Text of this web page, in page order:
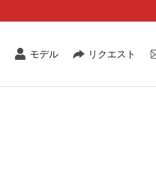
モデル リクエスト